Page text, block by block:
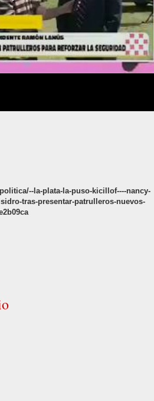
la-plata-la-puso-kicillof----nancy-
tras-presentar-patrulleros-nuevos-